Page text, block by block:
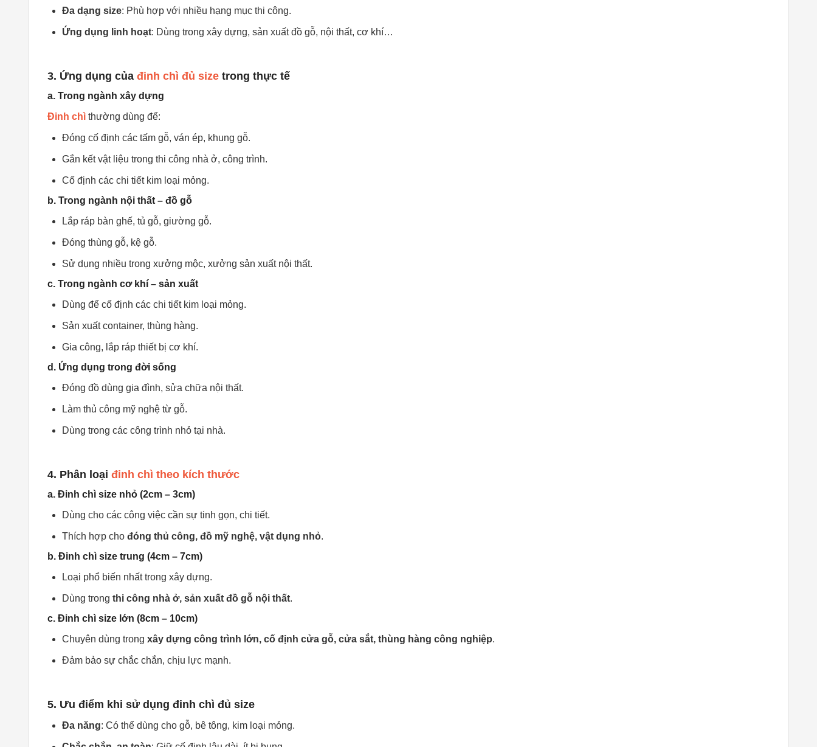
Đa dạng size: Phù hợp với nhiều hạng mục thi công.
Ứng dụng linh hoạt: Dùng trong xây dựng, sản xuất đồ gỗ, nội thất, cơ khí…
3. Ứng dụng củađinh chì đủ size trong thực tế
a. Trong ngành xây dựng
Đinh chì thường dùng để:
Đóng cố định các tấm gỗ, ván ép, khung gỗ.
Gắn kết vật liệu trong thi công nhà ở, công trình.
Cố định các chi tiết kim loại mỏng.
b. Trong ngành nội thất – đồ gỗ
Lắp ráp bàn ghế, tủ gỗ, giường gỗ.
Đóng thùng gỗ, kệ gỗ.
Sử dụng nhiều trong xưởng mộc, xưởng sản xuất nội thất.
c. Trong ngành cơ khí – sản xuất
Dùng để cố định các chi tiết kim loại mỏng.
Sản xuất container, thùng hàng.
Gia công, lắp ráp thiết bị cơ khí.
d. Ứng dụng trong đời sống
Đóng đồ dùng gia đình, sửa chữa nội thất.
Làm thủ công mỹ nghệ từ gỗ.
Dùng trong các công trình nhỏ tại nhà.
4. Phân loạiđinh chì theo kích thước
a. Đinh chì size nhỏ (2cm – 3cm)
Dùng cho các công việc cần sự tinh gọn, chi tiết.
Thích hợp chođóng thủ công, đồ mỹ nghệ, vật dụng nhỏ.
b. Đinh chì size trung (4cm – 7cm)
Loại phổ biến nhất trong xây dựng.
Dùng trongthi công nhà ở, sản xuất đồ gỗ nội thất.
c. Đinh chì size lớn (8cm – 10cm)
Chuyên dùng trongxây dựng công trình lớn, cố định cửa gỗ, cửa sắt, thùng hàng công nghiệp.
Đảm bảo sự chắc chắn, chịu lực mạnh.
5. Ưu điểm khi sử dụng đinh chì đủ size
Đa năng: Có thể dùng cho gỗ, bê tông, kim loại mỏng.